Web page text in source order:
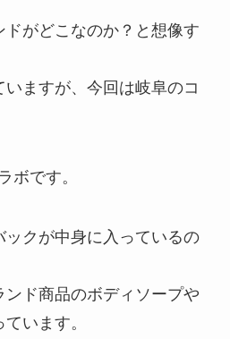
がどこなのか？と想像す
ますが、今回は岐阜のコ
ボです。
クが中身に入っているの
ンド商品のボディソープや
います。